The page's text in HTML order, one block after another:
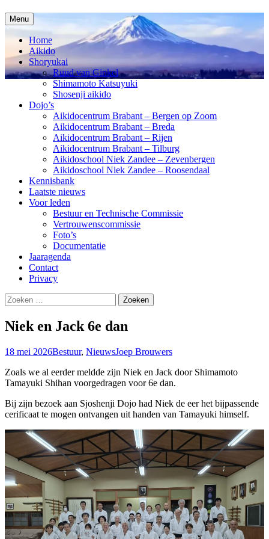
Menu Spring
naar
inhoud
Home
Aikido
Shoryukai
Ruud van Ginkel
Shimamoto Katsuyuki
Shosenji aikido
Dojo’s
Aikidocentrum Brabant – Bergen op Zoom
Aikidocentrum Brabant – Breda
Aikidocentrum Brabant – Rijen
Aikidocentrum Brabant – Tilburg
Aikidoschool Niek Zandee – Zevenbergen
Aikidoschool Niek Zandee – Roosendaal
Kennisbank
Laatste nieuws
Voor leden
Bestuur en Technische Commissie
Vertrouwenscommissie
Foto’s
Documentatie
Jaaragenda
Contact
Privacy
Zoeken
naar:
Niek en Jack 6e dan
18 mei 2026Bestuur, NieuwsJoep Brouwers
Zoals we al eerder meldde zijn Niek en Jack door Shimamoto
Tamayuki Shihan voorgedragen voor 6e dan.
Bij zijn bezoek aan Sjoshenji Dojo had Niek de eer het bijpassende
cerificaat te mogen ontvangen uit handen van Tamayuki himself.